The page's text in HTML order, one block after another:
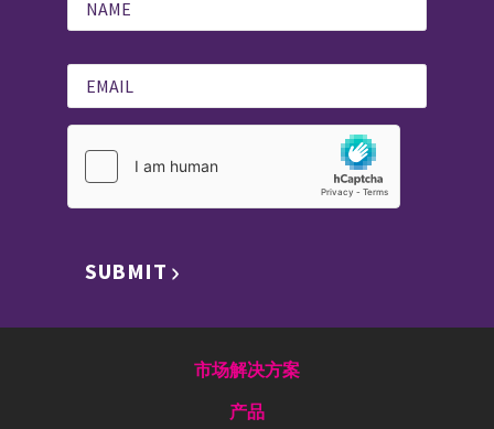
SUBMIT
市场解决方案
产品